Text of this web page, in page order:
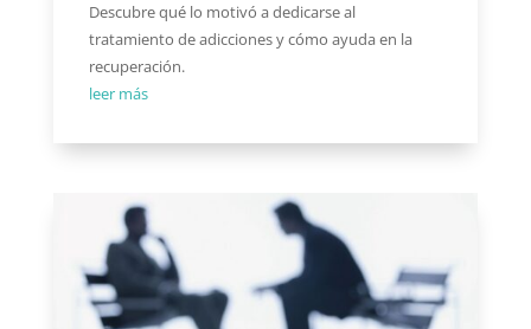
Descubre qué lo motivó a dedicarse al
tratamiento de adicciones y cómo ayuda en la
recuperación.
leer más